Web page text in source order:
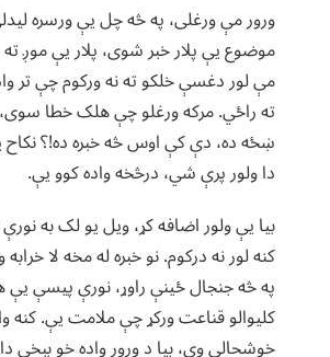
ورور مې ورغلی، په څه چل یې ورسره
موضوع یې پلار خبر شوی، پلار یې موږ
مې لور دغسې خلکو ته نه ورکوم چې تر
ته راځي. مرکه ورغلو چې هلک خطا
ښځه ده، دې کې اوس څه خبره ده!؟
دا ولور پرې شي، درڅخه واده کوو یې.
بیا یې ولور اضافه کړ، ویل یو لک به
کنه لور نه درکوم. نو خبره له مخه لا
په څه جنجال ځینې راوړ، نورې پیسې
کلیوالو قناعت ورکړ چې ملامت یې. کنه
خوشحالي وي، بیا د ورور واده خو بېخي